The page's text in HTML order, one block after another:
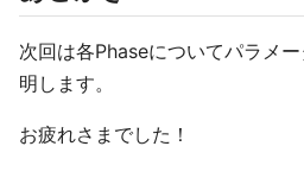
次回は各Phaseについてパラメ
明します。
お疲れさまでした！